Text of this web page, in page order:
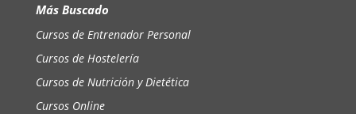
Más Buscado
Cursos de Entrenador Personal
Cursos de Hostelería
Cursos de Nutrición y Dietética
Cursos Online